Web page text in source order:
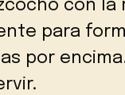
con la
para
por